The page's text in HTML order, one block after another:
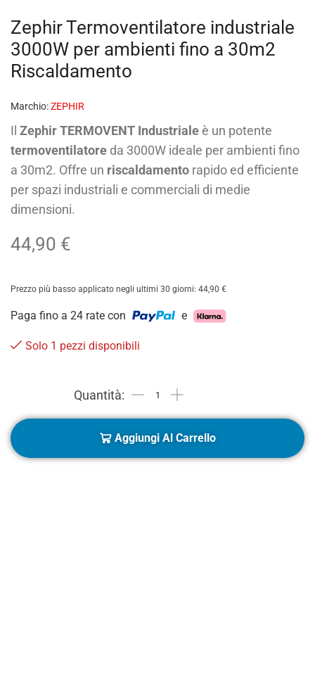
Zephir Termoventilatore industriale
3000W per ambienti fino a 30m2
Riscaldamento
Marchio:ZEPHIR
Il Zephir TERMOVENT Industriale è un potente
termoventilatore da 3000W ideale per ambienti fino
a 30m2. Offre un riscaldamento rapido ed efficiente
per spazi industriali e commerciali di medie
dimensioni.
44,90 €
Prezzo più basso applicato negli ultimi 30 giorni: 44,90 €
Paga fino a 24 rate con e
Solo 1 pezzi disponibili
Aggiungi Al Carrello